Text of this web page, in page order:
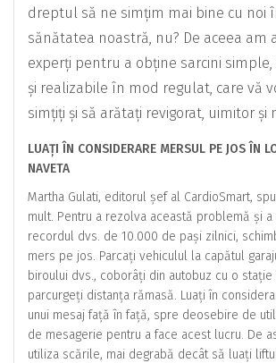
dreptul să ne simțim mai bine cu noi
sănătatea noastră, nu? De aceea am
experți pentru a obține sarcini
și realizabile în mod regulat, care vă
simțiți și să arătați revigorat, uimitor și
LUAȚI ÎN CONSIDERARE MERSUL PE JOS ÎN
NAVETA
Martha Gulati, editorul șef al CardioSmart,
mult. Pentru a rezolva această problemă și
recordul dvs. de 10.000 de pași zilnici,
mers pe jos. Parcați vehiculul la capătul
biroului dvs., coborâți din autobuz cu o stație
parcurgeți distanța rămasă. Luați în
unui mesaj față în față, spre deosebire de
de mesagerie pentru a face acest lucru. De
utiliza scările, mai degrabă decât să luați